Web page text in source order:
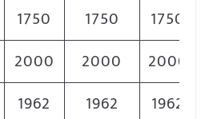
1750 1750
1750
2000 2000
2000
1962 1962
1962